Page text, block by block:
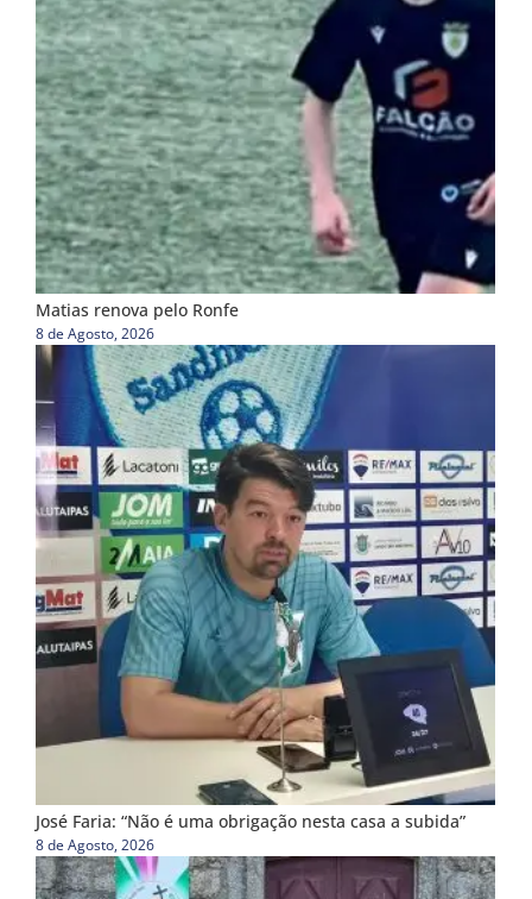
Matias renova pelo Ronfe
8 de Agosto, 2026
José Faria: “Não é uma obrigação nesta casa a subida”
8 de Agosto, 2026